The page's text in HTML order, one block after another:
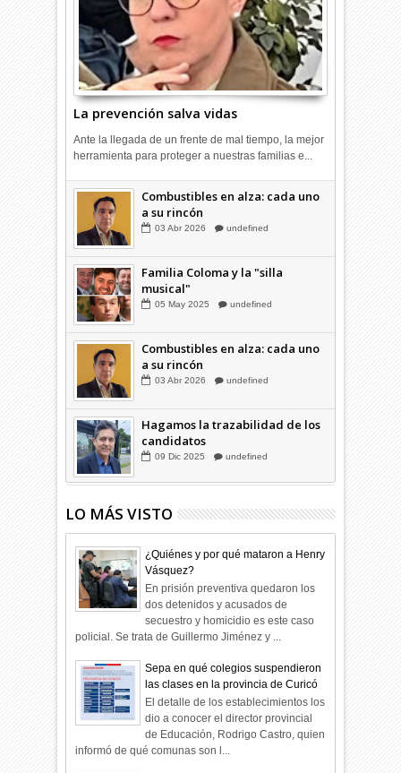
La prevención salva vidas
Ante la llegada de un frente de mal tiempo, la mejor
herramienta para proteger a nuestras familias e...
Combustibles en alza: cada uno
a su rincón
03 Abr 2026 undefined
Familia Coloma y la "silla
musical"
05 May 2025 undefined
Combustibles en alza: cada uno
a su rincón
03 Abr 2026 undefined
Hagamos la trazabilidad de los
candidatos
09 Dic 2025 undefined
LO MÁS VISTO
¿Quiénes y por qué mataron a Henry
Vásquez?
En prisión preventiva quedaron los
dos detenidos y acusados de
secuestro y homicidio es este caso
policial. Se trata de Guillermo Jiménez y ...
Sepa en qué colegios suspendieron
las clases en la provincia de Curicó
El detalle de los establecimientos los
dio a conocer el director provincial
de Educación, Rodrigo Castro, quien
informó de qué comunas son l...